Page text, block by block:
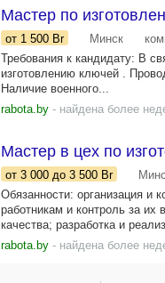
Мастер по
от 1 500 Br Минск
Требования к кандидату: В
изготовлению ключей .
Наличие военного...
rabota.by - найдена более
Мастер в цех по
от 3 000 до 3 500 Br
Обязанности: организация и
работникам и контроль за их
качества; разработка и
rabota.by - найдена более